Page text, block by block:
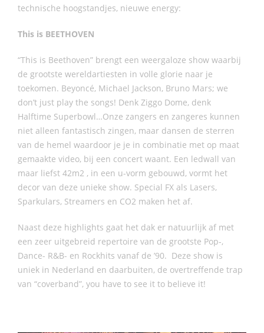
technische hoogstandjes, nieuwe energy:
This is BEETHOVEN
“This is Beethoven” brengt een weergaloze show waarbij
de grootste wereldartiesten in volle glorie naar je
toekomen. Beyoncé, Michael Jackson, Bruno Mars; we
don’t just play the songs! Denk Ziggo Dome, denk
Halftime Superbowl…Onze zangers en zangeres kunnen
niet alleen fantastisch zingen, maar dansen de sterren
van de hemel waardoor je je in combinatie met op maat
gemaakte video, bij een concert waant. Een ledwall van
maar liefst 42m2 , in een u-vorm gebouwd, vormt het
decor van deze unieke show. Special FX als Lasers,
Sparkulars, Streamers en CO2 maken het af.
Naast deze highlights gaat het dak er natuurlijk af met
een zeer uitgebreid repertoire van de grootste Pop-,
Dance- R&B- en Rockhits vanaf de ’90. Deze show is
uniek in Nederland en daarbuiten, de overtreffende trap
van “coverband”, you have to see it to believe it!